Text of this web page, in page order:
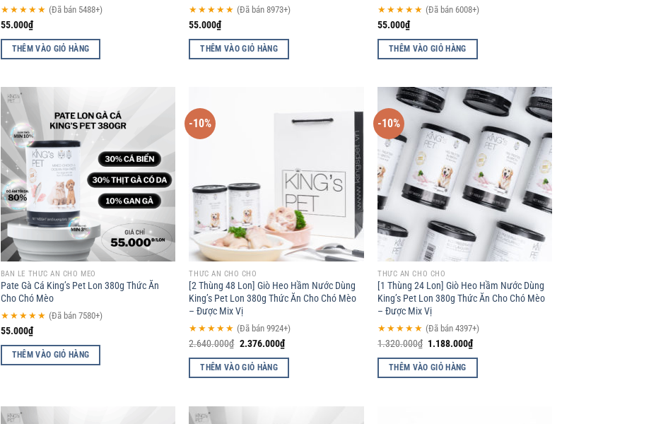
★★★★★ (Đã bán 5488+)
55.000₫
THÊM VÀO GIỎ HÀNG
★★★★★ (Đã bán 8973+)
55.000₫
THÊM VÀO GIỎ HÀNG
★★★★★ (Đã bán 6008+)
55.000₫
THÊM VÀO GIỎ HÀNG
Add to
wishlist
BÁN LẺ THỨC ĂN CHO MÈO
Pate Gà Cá King’s Pet Lon 380g Thức Ăn
Cho Chó Mèo
★★★★★ (Đã bán 7580+)
55.000₫
THÊM VÀO GIỎ HÀNG
-10%
THỨC ĂN CHO CHÓ
[2 Thùng 48 Lon] Giò Heo Hầm Nước Dùng
King’s Pet Lon 380g Thức Ăn Cho Chó Mèo
– Được Mix Vị
★★★★★ (Đã bán 9924+)
2.640.000₫ 2.376.000₫
THÊM VÀO GIỎ HÀNG
-10%
Add to
wishlist
THỨC ĂN CHO CHÓ
[1 Thùng 24 Lon] Giò Heo Hầm Nước Dùng
King’s Pet Lon 380g Thức Ăn Cho Chó Mèo
– Được Mix Vị
★★★★★ (Đã bán 4397+)
1.320.000₫ 1.188.000₫
THÊM VÀO GIỎ HÀNG